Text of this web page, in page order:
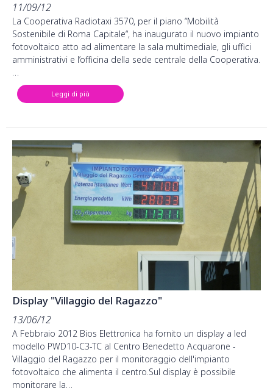
11/09/12
La Cooperativa Radiotaxi 3570, per il piano “Mobilità
Sostenibile di Roma Capitale“, ha inaugurato il nuovo impianto
fotovoltaico atto ad alimentare la sala multimediale, gli uffici
amministrativi e l’officina della sede centrale della Cooperativa.
…
Leggi di più
Display "Villaggio del Ragazzo"
13/06/12
A Febbraio 2012 Bios Elettronica ha fornito un display a led
modello PWD10-C3-TC al Centro Benedetto Acquarone -
Villaggio del Ragazzo per il monitoraggio dell'impianto
fotovoltaico che alimenta il centro.Sul display è possibile
monitorare la…